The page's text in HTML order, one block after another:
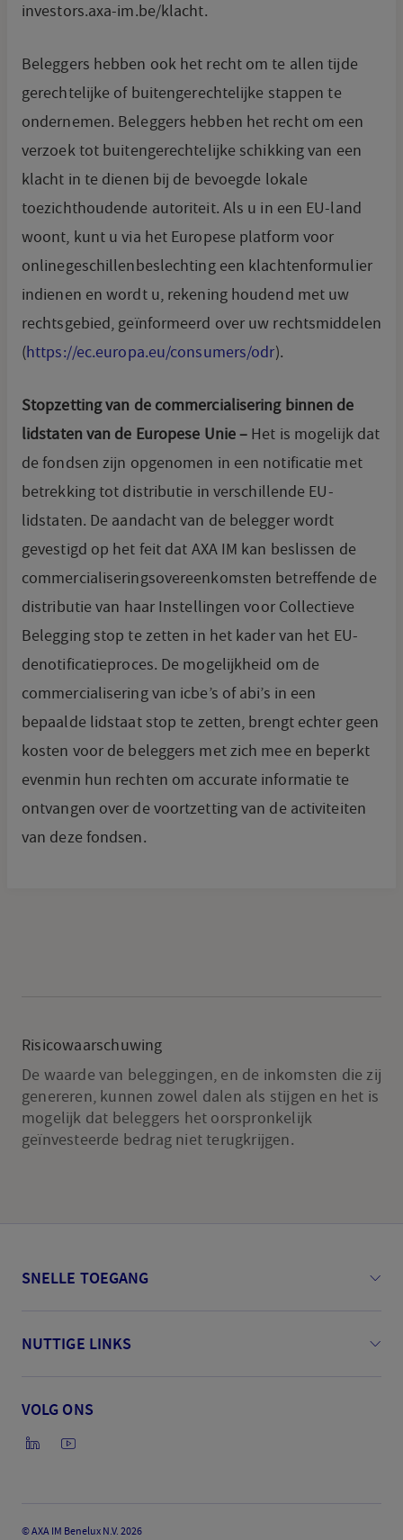
investors.axa-im.be/klacht.
Beleggers hebben ook het recht om te allen tijde
gerechtelijke of buitengerechtelijke stappen te
ondernemen. Beleggers hebben het recht om een
verzoek tot buitengerechtelijke schikking van een
klacht in te dienen bij de bevoegde lokale
toezichthoudende autoriteit. Als u in een EU-land
woont, kunt u via het Europese platform voor
onlinegeschillenbeslechting een klachtenformulier
indienen en wordt u, rekening houdend met uw
rechtsgebied, geïnformeerd over uw rechtsmiddelen
(https://ec.europa.eu/consumers/odr).
Stopzetting van de commercialisering binnen de
lidstaten van de Europese Unie – Het is mogelijk dat
de fondsen zijn opgenomen in een notificatie met
betrekking tot distributie in verschillende EU-
lidstaten. De aandacht van de belegger wordt
gevestigd op het feit dat AXA IM kan beslissen de
commercialiseringsovereenkomsten betreffende de
distributie van haar Instellingen voor Collectieve
Belegging stop te zetten in het kader van het EU-
denotificatieproces. De mogelijkheid om de
commercialisering van icbe’s of abi’s in een
bepaalde lidstaat stop te zetten, brengt echter geen
kosten voor de beleggers met zich mee en beperkt
evenmin hun rechten om accurate informatie te
ontvangen over de voortzetting van de activiteiten
van deze fondsen.
Risicowaarschuwing
De waarde van beleggingen, en de inkomsten die zij
genereren, kunnen zowel dalen als stijgen en het is
mogelijk dat beleggers het oorspronkelijk
geïnvesteerde bedrag niet terugkrijgen.
SNELLE TOEGANG
NUTTIGE LINKS
VOLG ONS
©AXA IM Benelux N.V. 2026